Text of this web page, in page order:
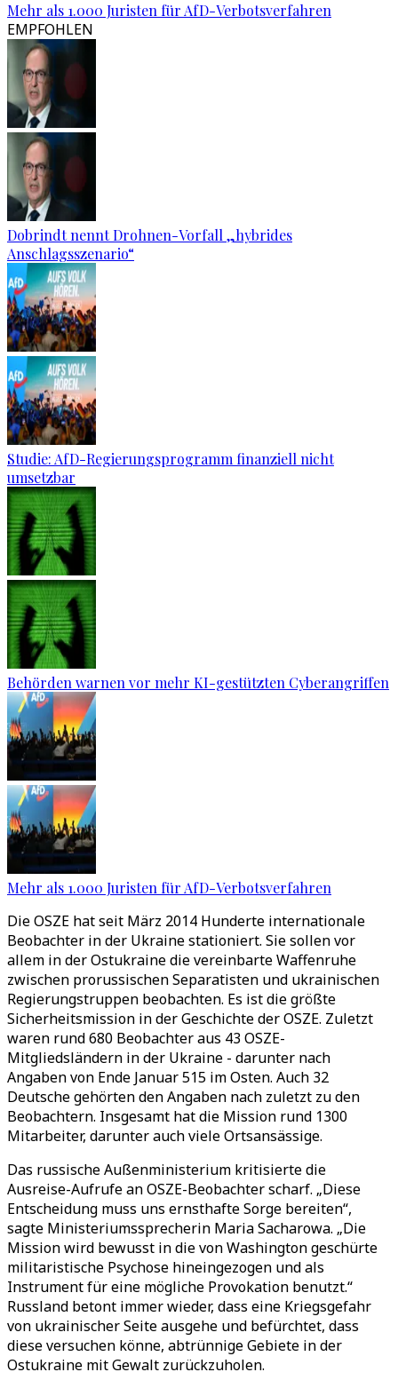
Mehr als 1.000 Juristen für AfD-Verbotsverfahren
EMPFOHLEN
Dobrindt nennt Drohnen-Vorfall „hybrides
Anschlagsszenario“
Studie: AfD-Regierungsprogramm finanziell nicht
umsetzbar
Behörden warnen vor mehr KI-gestützten Cyberangriffen
Mehr als 1.000 Juristen für AfD-Verbotsverfahren
Die OSZE hat seit März 2014 Hunderte internationale
Beobachter in der Ukraine stationiert. Sie sollen vor
allem in der Ostukraine die vereinbarte Waffenruhe
zwischen prorussischen Separatisten und ukrainischen
Regierungstruppen beobachten. Es ist die größte
Sicherheitsmission in der Geschichte der OSZE. Zuletzt
waren rund 680 Beobachter aus 43 OSZE-
Mitgliedsländern in der Ukraine - darunter nach
Angaben von Ende Januar 515 im Osten. Auch 32
Deutsche gehörten den Angaben nach zuletzt zu den
Beobachtern. Insgesamt hat die Mission rund 1300
Mitarbeiter, darunter auch viele Ortsansässige.
Das russische Außenministerium kritisierte die
Ausreise-Aufrufe an OSZE-Beobachter scharf. „Diese
Entscheidung muss uns ernsthafte Sorge bereiten“,
sagte Ministeriumssprecherin Maria Sacharowa. „Die
Mission wird bewusst in die von Washington geschürte
militaristische Psychose hineingezogen und als
Instrument für eine mögliche Provokation benutzt.“
Russland betont immer wieder, dass eine Kriegsgefahr
von ukrainischer Seite ausgehe und befürchtet, dass
diese versuchen könne, abtrünnige Gebiete in der
Ostukraine mit Gewalt zurückzuholen.